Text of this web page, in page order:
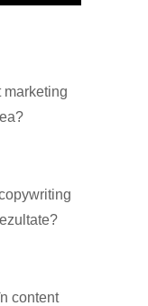
marketing
content